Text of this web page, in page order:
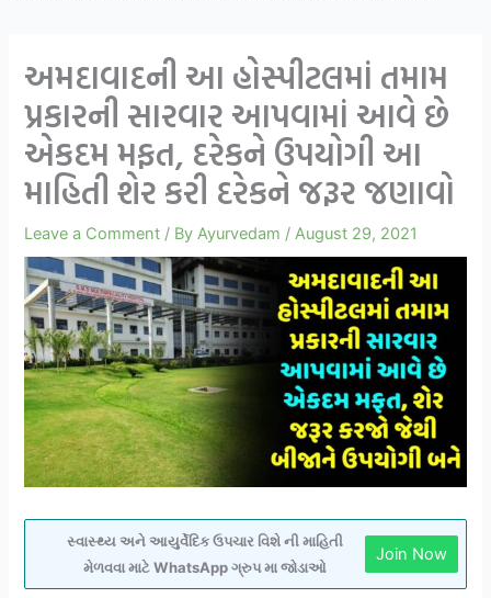
અમદાવાદની આ હોસ્પીટલમાં તમામ
પ્રકારની સારવાર આપવામાં આવે છે
એકદમ મફત, દરેકને ઉપયોગી આ
માહિતી શેર કરી દરેકને જરૂર જણાવો
Leave a Comment / By Ayurvedam / August 29, 2021
સ્વાસ્થ્ય અને આયુર્વેદિક ઉપચાર વિશે ની માહિતી
મેળવવા માટે WhatsApp ગ્રુપ મા જોડાઓ
Join Now